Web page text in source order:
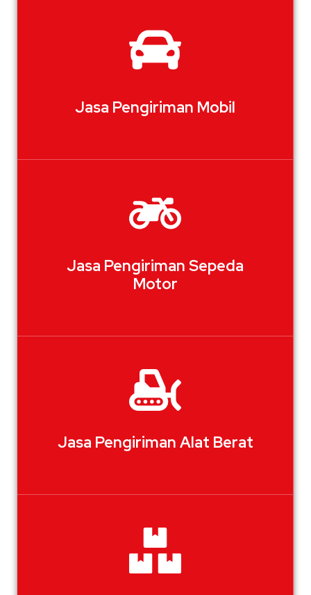
Jasa Pengiriman Mobil
Jasa Pengiriman Sepeda
Motor
Jasa Pengiriman Alat Berat